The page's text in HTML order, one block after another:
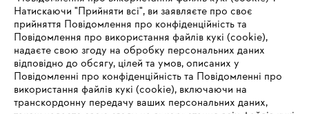
Інформація для постачальників
Продукція
Контакт
Кар'єра
Система повідомлень про порушення
Натискаючи "Прийняти всі", ви заявляєте про своє
прийняття Повідомлення про конфіденційність та
Повідомлення про використання файлів кукі (cookie),
надаєте свою згоду на обробку персональних даних
відповідно до обсягу, цілей та умов, описаних у
Повідомленні про конфіденційність та Повідомленні про
використання файлів кукі (cookie), включаючи на
транскордонну передачу ваших персональних даних,